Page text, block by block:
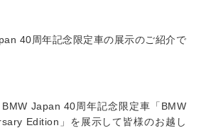
40周年記念限定車の展示のご紹介で
Japan 40周年記念限定車「BMW
Edition」を展示して皆様のお越し